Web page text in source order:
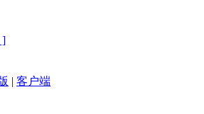
]
| 客户端